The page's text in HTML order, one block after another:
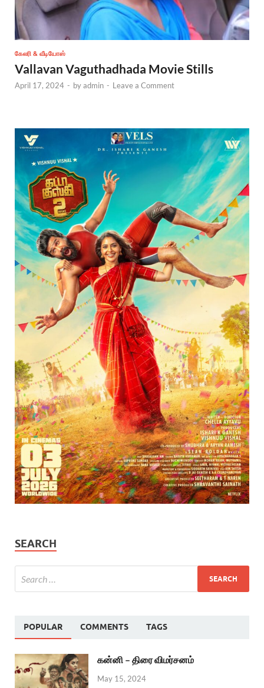
கேலரி & வீடியோஸ்
Vallavan Vaguthadhada Movie Stills
April 17, 2024 - byadmin - Leave a Comment
SEARCH
POPULAR COMMENTS TAGS
கன்னி – திரை விமர்சனம்
May 15, 2024